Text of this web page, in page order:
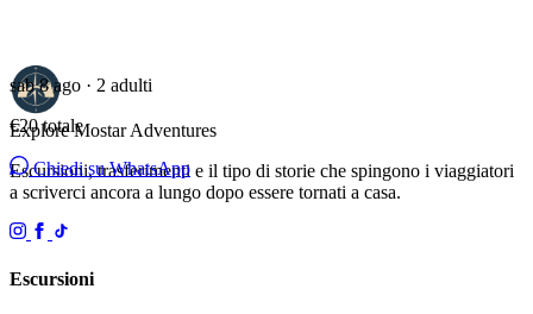
sab 8 ago · 2 adulti
€20 totale
Chiedi su WhatsApp
Explore MostarAdventures
Escursioni, trasferimenti e il tipo di storie che spingono i viaggiatori
a scriverci ancora a lungo dopo essere tornati a casa.
Escursioni